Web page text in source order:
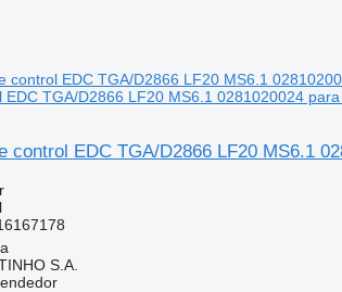
EDC TGA/D2866 LF20 MS6.1 0281020024
control EDC TGA/D2866 LF20 MS6.1
S.A.